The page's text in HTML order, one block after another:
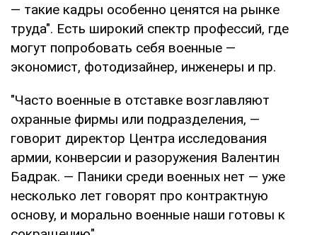
— такие кадры особенно ценятся на рынке
труда". Есть широкий спектр профессий, где
могут попробовать себя военные —
экономист, фотодизайнер, инженеры и пр.
"Часто военные в отставке возглавляют
охранные фирмы или подразделения, —
говорит директор Центра исследования
армии, конверсии и разоружения Валентин
Бадрак. — Паники среди военных нет — уже
несколько лет говорят про контрактную
основу, и морально военные наши готовы к